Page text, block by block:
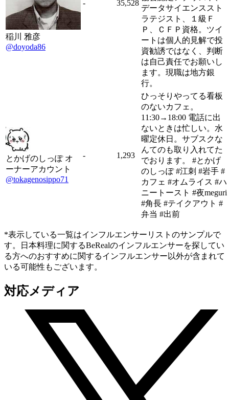
稲川 雅彦
@doyoda86
- 35,528
データサイエンススト
ラテジスト、１級Ｆ
Ｐ、ＣＦＰ資格。ツイ
ートは個人的見解で投
資勧誘ではなく、判断
は自己責任でお願いし
ます。現職は地方銀
行。
とかげのしっぽ オ
ーナーアカウント
@tokagenosippo71
- 1,293
ひっそりやってる看板
のないカフェ。
11:30→18:00 電話に出
ないときは忙しい。水
曜定休日。サブスクな
んてのも取り入れてた
でおります。 #とかげ
のしっぽ #江刺 #岩手 #
カフェ #オムライス #ハ
ニートースト #夜meguri
#角長 #テイクアウト #
弁当 #出前
*表示している一覧はインフルエンサーリストのサンプルで
す。日本料理に関するBeRealのインフルエンサーを探してい
る方へのおすすめに関するインフルエンサー以外が含まれて
いる可能性もございます。
対応メディア